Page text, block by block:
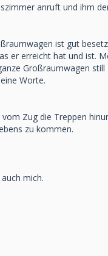
anruft und ihm
ist gut
er erreicht hat und ist.
Großraumwagen
Worte.
Zug die Treppen
zu kommen.
mich.